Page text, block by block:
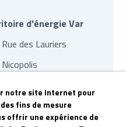
d'énergie Var
des Lauriers
Nicopolis
notre site Internet pour
fins de mesure
offrir une expérience de